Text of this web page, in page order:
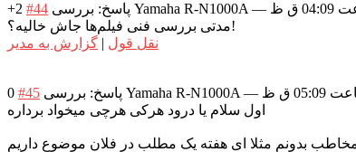
+2 #44 پاسخ: بررسی Yamaha R-N1000A —
مدتی بررسی فنی فیلم‌ها جاش خالیه؟!
نقل قول | گزارش به مدیر
0 #45 پاسخ: بررسی Yamaha R-N1000A —
اول سلام یا درود هرکی هرچی میخواد برداره